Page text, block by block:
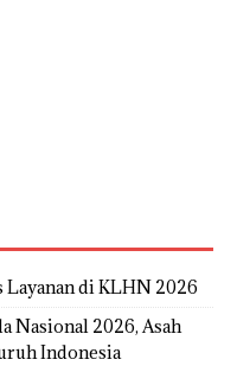
Layanan di KLHN 2026
Nasional 2026, Asah
Indonesia